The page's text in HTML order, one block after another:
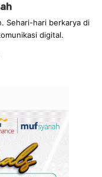
Sehari-hari berkarya di
digital.